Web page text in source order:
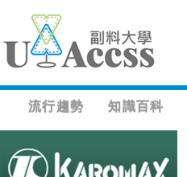
流行趨勢 知識百科